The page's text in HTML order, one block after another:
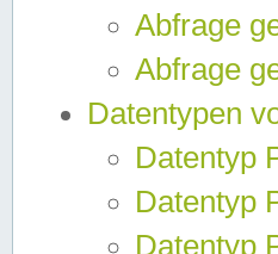
Abfrage
Abfrage
Datentypen
Datentyp
Datentyp
Datentyp